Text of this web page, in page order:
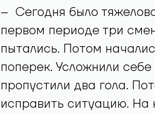
– Сегодня было
первом периоде три
пытались. Потом
поперек. Усложнили
пропустили два гола.
исправить ситуацию. На